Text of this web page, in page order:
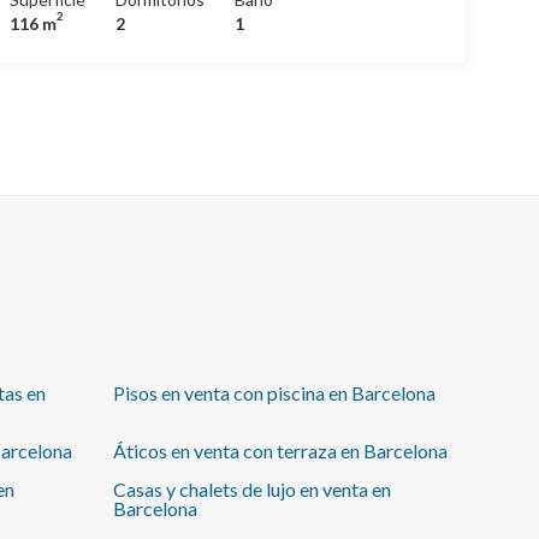
abierta, dos habitaciones y un baño, la finca está bien
conservada y con acceso adaptado para personas
116 m2
2
1
en
Pisos en venta con piscina en Barcelona
Áticos en venta con terraza en Barcelona
Casas y chalets de lujo en venta en
Barcelona